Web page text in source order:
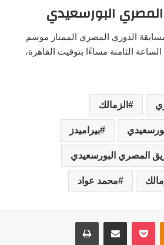
البورسعيدي
الدوري المصري الممتاز موسم
القادم في تمام الساعة الثامنة مساءًا بتوقيت القاهرة،
الزمالك
بيراميدز
المصري البورسعيدي
محمد عواد